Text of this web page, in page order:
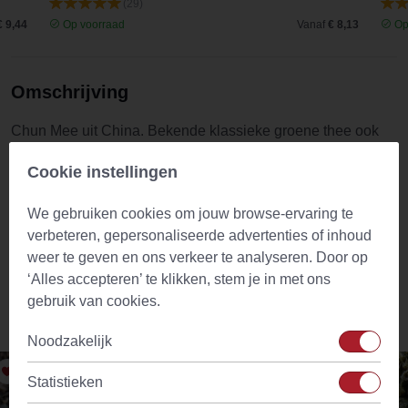
9,44
Op voorraad
Vanaf € 8,13
Omschrijving
Chun Mee uit China. Bekende klassieke groene thee ook
heeft een fijne, lichte, zoete smaak en een toasty afdronk.
een mooie afgeronde smaak en nasmaak.
Classificatie/gradatie: Standard 4011
Cookie instellingen
We gebruiken cookies om jouw browse-ervaring te
verbeteren, gepersonaliseerde advertenties of inhoud
weer te geven en ons verkeer te analyseren. Door op
‘Alles accepteren’ te klikken, stem je in met ons
gebruik van cookies.
Noodzakelijk
Statistieken